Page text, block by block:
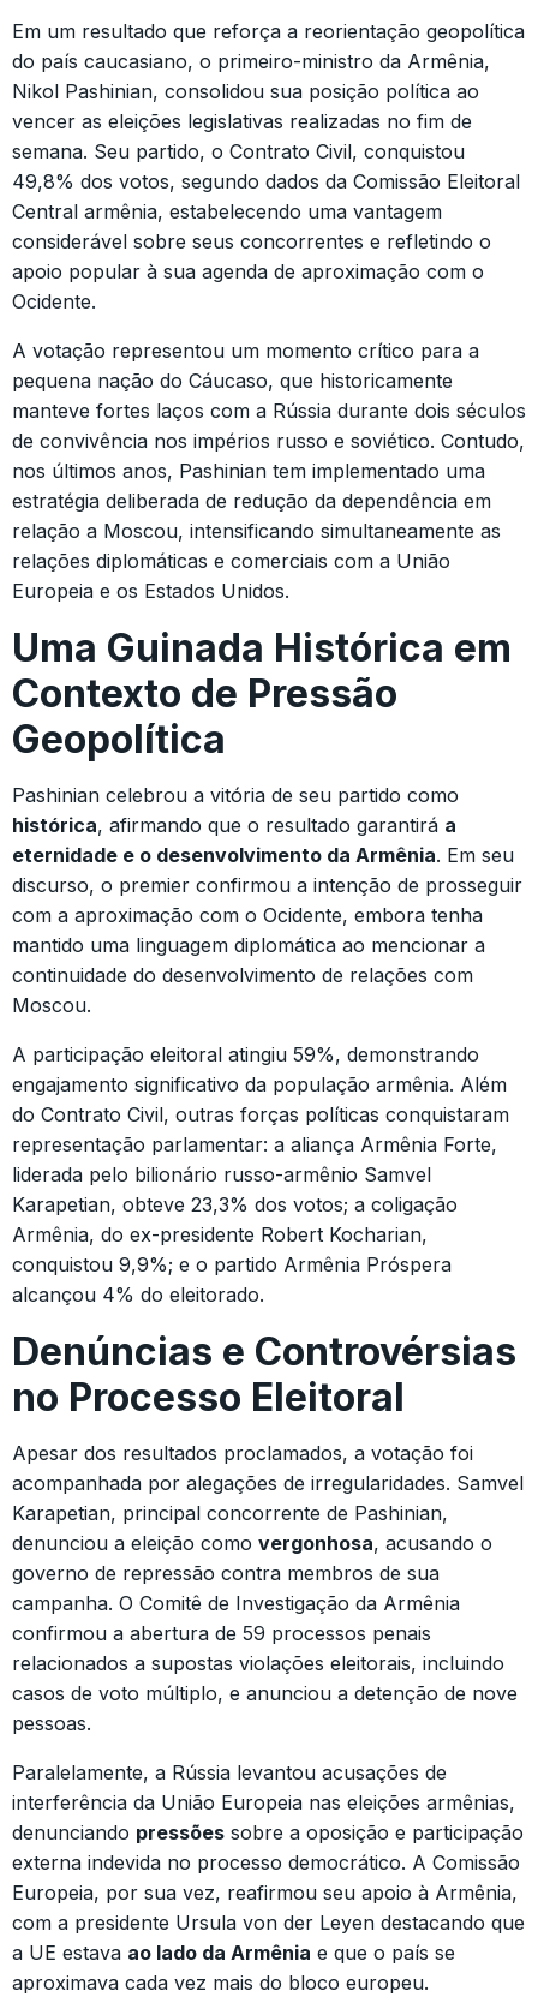
Em um resultado que reforça a reorientação geopolítica
do país caucasiano, o primeiro-ministro da Armênia,
Nikol Pashinian, consolidou sua posição política ao
vencer as eleições legislativas realizadas no fim de
semana. Seu partido, o Contrato Civil, conquistou
49,8% dos votos, segundo dados da Comissão Eleitoral
Central armênia, estabelecendo uma vantagem
considerável sobre seus concorrentes e refletindo o
apoio popular à sua agenda de aproximação com o
Ocidente.
A votação representou um momento crítico para a
pequena nação do Cáucaso, que historicamente
manteve fortes laços com a Rússia durante dois séculos
de convivência nos impérios russo e soviético. Contudo,
nos últimos anos, Pashinian tem implementado uma
estratégia deliberada de redução da dependência em
relação a Moscou, intensificando simultaneamente as
relações diplomáticas e comerciais com a União
Europeia e os Estados Unidos.
Uma Guinada Histórica em
Contexto de Pressão
Geopolítica
Pashinian celebrou a vitória de seu partido como
histórica, afirmando que o resultado garantirá a
eternidade e o desenvolvimento da Armênia. Em seu
discurso, o premier confirmou a intenção de prosseguir
com a aproximação com o Ocidente, embora tenha
mantido uma linguagem diplomática ao mencionar a
continuidade do desenvolvimento de relações com
Moscou.
A participação eleitoral atingiu 59%, demonstrando
engajamento significativo da população armênia. Além
do Contrato Civil, outras forças políticas conquistaram
representação parlamentar: a aliança Armênia Forte,
liderada pelo bilionário russo-armênio Samvel
Karapetian, obteve 23,3% dos votos; a coligação
Armênia, do ex-presidente Robert Kocharian,
conquistou 9,9%; e o partido Armênia Próspera
alcançou 4% do eleitorado.
Denúncias e Controvérsias
no Processo Eleitoral
Apesar dos resultados proclamados, a votação foi
acompanhada por alegações de irregularidades. Samvel
Karapetian, principal concorrente de Pashinian,
denunciou a eleição como vergonhosa, acusando o
governo de repressão contra membros de sua
campanha. O Comitê de Investigação da Armênia
confirmou a abertura de 59 processos penais
relacionados a supostas violações eleitorais, incluindo
casos de voto múltiplo, e anunciou a detenção de nove
pessoas.
Paralelamente, a Rússia levantou acusações de
interferência da União Europeia nas eleições armênias,
denunciando pressões sobre a oposição e participação
externa indevida no processo democrático. A Comissão
Europeia, por sua vez, reafirmou seu apoio à Armênia,
com a presidente Ursula von der Leyen destacando que
a UE estava ao lado da Armênia e que o país se
aproximava cada vez mais do bloco europeu.